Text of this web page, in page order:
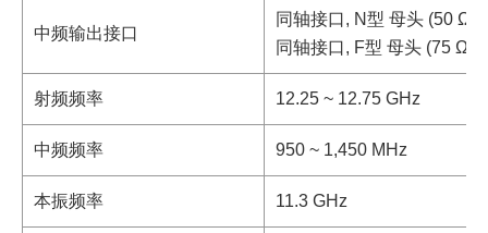
中频输出接口
同轴接口, N型 母头 (50 Ω)
同轴接口, F型 母头 (75 Ω)
射频频率 12.25 ~ 12.75 GHz
中频频率 950 ~ 1,450 MHz
本振频率 11.3 GHz